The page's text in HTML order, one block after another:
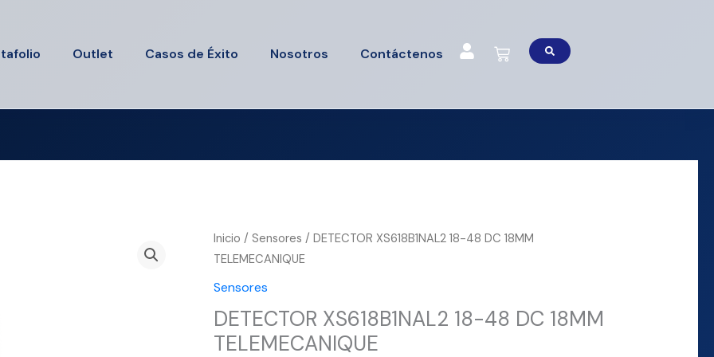
Outlet Casos de Éxito Nosotros Contáctenos Cart
Inicio / Sensores / DETECTOR XS618B1NAL2 18-48 DC 18MM
TELEMECANIQUE
Sensores
DETECTOR XS618B1NAL2 18-48 DC 18MM
TELEMECANIQUE
DETECTOR
XS618B1NAL2
18-
DC
18MM